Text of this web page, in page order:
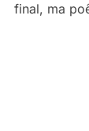
final, ma